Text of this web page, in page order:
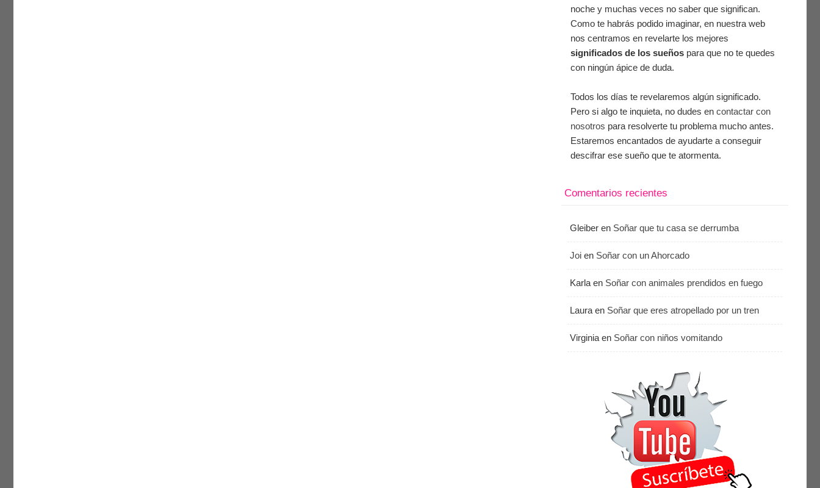
noche y muchas veces no saber que significan.
Como te habrás podido imaginar, en nuestra web
nos centramos en revelarte los mejores
significados de los sueños para que no te quedes
con ningún ápice de duda.
Todos los días te revelaremos algún significado.
Pero si algo te inquieta, no dudes en contactar con
nosotros para resolverte tu problema mucho antes.
Estaremos encantados de ayudarte a conseguir
descifrar ese sueño que te atormenta.
Comentarios recientes
Gleiber en Soñar que tu casa se derrumba
Joi en Soñar con un Ahorcado
Karla en Soñar con animales prendidos en fuego
Laura en Soñar que eres atropellado por un tren
Virginia en Soñar con niños vomitando